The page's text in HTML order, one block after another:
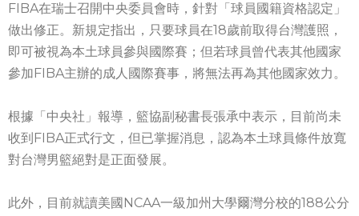
FIBA在瑞士召開中央委員會時，針對「球員國籍資格認定」
做出修正。新規定指出，只要球員在18歲前取得台灣護照，
即可被視為本土球員參與國際賽；但若球員曾代表其他國家
參加FIBA主辦的成人國際賽事，將無法再為其他國家效力。
根據「中央社」報導，籃協副秘書長張承中表示，目前尚未
收到FIBA正式行文，但已掌握消息，認為本土球員條件放寬
對台灣男籃絕對是正面發展。
此外，目前就讀美國NCAA一級加州大學爾灣分校的188公分